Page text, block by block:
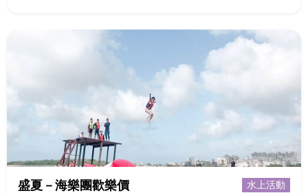
盛夏－海樂團歡樂價 水上活動